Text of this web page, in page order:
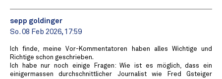
sepp goldinger
So. 08 Feb 2026, 17:59
Ich finde, meine Vor-Kommentatoren haben alles Wichtige und
Richtige schon geschrieben.
Ich habe nur noch einige Fragen: Wie ist es möglich, dass ein
einigermassen durchschnittlicher Journalist wie Fred Gsteiger